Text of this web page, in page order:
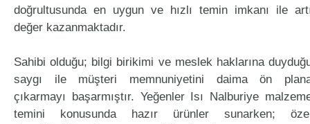
doğrultusunda en uygun ve hızlı temin imkanı ile
değer kazanmaktadır.
Sahibi olduğu; bilgi birikimi ve meslek haklarına
saygı ile müşteri memnuniyetini daima ön
çıkarmayı başarmıştır. Yeğenler Isı Nalburiye
temini konusunda hazır ürünler sunarken;